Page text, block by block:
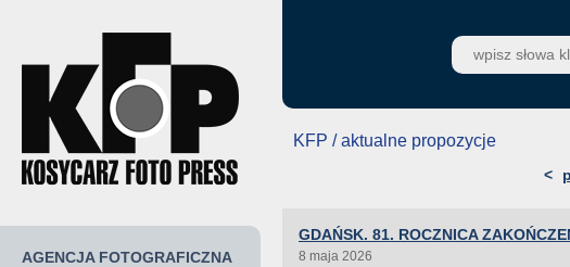
AGENCJA FOTOGRAFICZNA
KFP / aktualne propozycje
<
GDAŃSK. 81. ROCZNICA
8 maja 2026